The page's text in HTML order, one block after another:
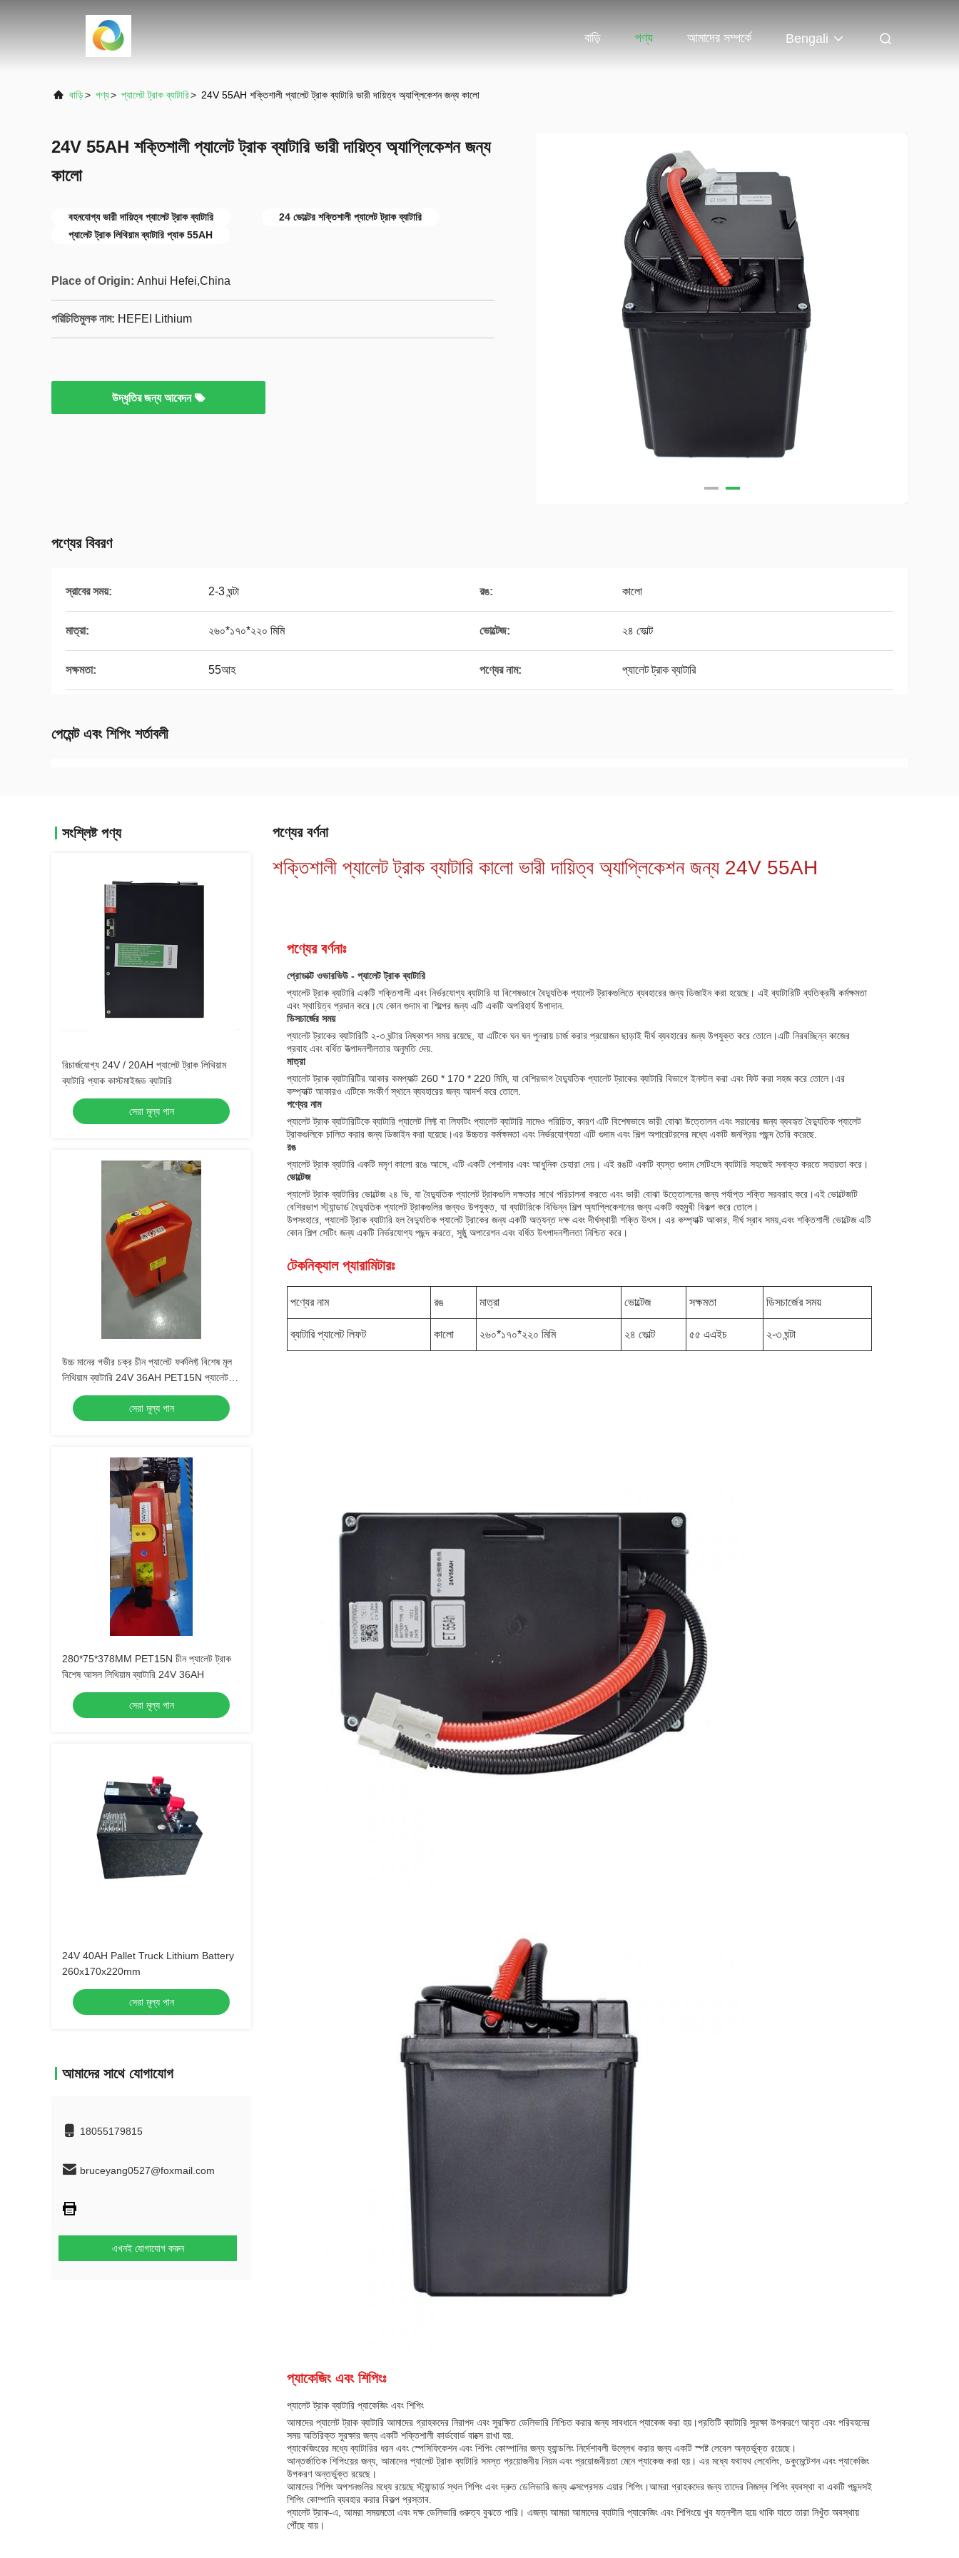
বাড়ি পণ্য আমাদের সম্পর্কে Bengali
বাড়ি> পণ্য> প্যালেট ট্রাক ব্যাটারি> 24V 55AH শক্তিশালী প্যালেট ট্রাক ব্যাটারি ভারী দায়িত্ব অ্যাপ্লিকেশন জন্য কালো
24V 55AH শক্তিশালী প্যালেট ট্রাক ব্যাটারি ভারী দায়িত্ব অ্যাপ্লিকেশন জন্য
কালো
বহনযোগ্য ভারী দায়িত্ব প্যালেট ট্রাক ব্যাটারি
24 ভোল্টের শক্তিশালী প্যালেট ট্রাক ব্যাটারি
প্যালেট ট্রাক লিথিয়াম ব্যাটারি প্যাক 55AH
Place of Origin: Anhui Hefei,China
পরিচিতিমুলক নাম: HEFEI Lithium
উদ্ধৃতির জন্য আবেদন
পণ্যের বিবরণ
স্রাবের সময়: 2-3 ঘন্টা রঙ: কালো
মাত্রা: ২৬০*১৭০*২২০ মিমি ভোল্টেজ: ২৪ ভোল্ট
সক্ষমতা: 55আহ পণ্যের নাম: প্যালেট ট্রাক ব্যাটারি
পেমেন্ট এবং শিপিং শর্তাবলী
সংশ্লিষ্ট পণ্য
রিচার্জযোগ্য 24V / 20AH প্যালেট ট্রাক লিথিয়াম
ব্যাটারি প্যাক কাস্টমাইজড ব্যাটারি
সেরা মূল্য পান
উচ্চ মানের গভীর চক্র চীন প্যালেট ফর্কলিফ্ট বিশেষ মূল
লিথিয়াম ব্যাটারি 24V 36AH PET15N প্যালেট
ফর্কলিফ্টের জন্য
সেরা মূল্য পান
280*75*378MM PET15N চীন প্যালেট ট্রাক
বিশেষ আসল লিথিয়াম ব্যাটারি 24V 36AH
সেরা মূল্য পান
24V 40AH Pallet Truck Lithium Battery
260x170x220mm
সেরা মূল্য পান
আমাদের সাথে যোগাযোগ
18055179815
bruceyang0527@foxmail.com
এখনই যোগাযোগ করুন
পণ্যের বর্ণনা
শক্তিশালী প্যালেট ট্রাক ব্যাটারি কালো ভারী দায়িত্ব অ্যাপ্লিকেশন জন্য 24V 55AH
পণ্যের বর্ণনাঃ
প্রোডাক্ট ওভারভিউ - প্যালেট ট্রাক ব্যাটারি
প্যালেট ট্রাক ব্যাটারি একটি শক্তিশালী এবং নির্ভরযোগ্য ব্যাটারি যা বিশেষভাবে বৈদ্যুতিক প্যালেট ট্রাকগুলিতে ব্যবহারের জন্য ডিজাইন করা হয়েছে। এই ব্যাটারিটি ব্যতিক্রমী কর্মক্ষমতা
এবং স্থায়িত্ব প্রদান করে।যে কোন গুদাম বা শিল্পের জন্য এটি একটি অপরিহার্য উপাদান.
ডিসচার্জের সময়
প্যালেট ট্রাকের ব্যাটারিটি ২-৩ ঘন্টার নিষ্কাশন সময় রয়েছে, যা এটিকে ঘন ঘন পুনরায় চার্জ করার প্রয়োজন ছাড়াই দীর্ঘ ব্যবহারের জন্য উপযুক্ত করে তোলে।এটি নিরবচ্ছিন্ন কাজের
প্রবাহ এবং বর্ধিত উত্পাদনশীলতার অনুমতি দেয়.
মাত্রা
প্যালেট ট্রাক ব্যাটারিটির আকার কমপ্যাক্ট 260 * 170 * 220 মিমি, যা বেশিরভাগ বৈদ্যুতিক প্যালেট ট্রাকের ব্যাটারি বিভাগে ইনস্টল করা এবং ফিট করা সহজ করে তোলে।এর
কম্প্যাক্ট আকারও এটিকে সংকীর্ণ স্থানে ব্যবহারের জন্য আদর্শ করে তোলে.
পণ্যের নাম
প্যালেট ট্রাক ব্যাটারিটিকে ব্যাটারি প্যালেট লিফ্ট বা লিফটিং প্যালেট ব্যাটারি নামেও পরিচিত, কারণ এটি বিশেষভাবে ভারী বোঝা উত্তোলন এবং সরানোর জন্য ব্যবহৃত বৈদ্যুতিক প্যালেট
ট্রাকগুলিকে চালিত করার জন্য ডিজাইন করা হয়েছে।এর উচ্চতর কর্মক্ষমতা এবং নির্ভরযোগ্যতা এটি গুদাম এবং শিল্প অপারেটরদের মধ্যে একটি জনপ্রিয় পছন্দ তৈরি করেছে.
রঙ
প্যালেট ট্রাক ব্যাটারি একটি মসৃণ কালো রঙে আসে, এটি একটি পেশাদার এবং আধুনিক চেহারা দেয়। এই রঙটি একটি ব্যস্ত গুদাম সেটিংসে ব্যাটারি সহজেই সনাক্ত করতে সহায়তা করে।
ভোল্টেজ
প্যালেট ট্রাক ব্যাটারির ভোল্টেজ ২৪ ভি, যা বৈদ্যুতিক প্যালেট ট্রাকগুলি দক্ষতার সাথে পরিচালনা করতে এবং ভারী বোঝা উত্তোলনের জন্য পর্যাপ্ত শক্তি সরবরাহ করে।এই ভোল্টেজটি
বেশিরভাগ স্ট্যান্ডার্ড বৈদ্যুতিক প্যালেট ট্রাকগুলির জন্যও উপযুক্ত, যা ব্যাটারিকে বিভিন্ন শিল্প অ্যাপ্লিকেশনের জন্য একটি বহুমুখী বিকল্প করে তোলে।
উপসংহারে, প্যালেট ট্রাক ব্যাটারি হল বৈদ্যুতিক প্যালেট ট্রাকের জন্য একটি অত্যন্ত দক্ষ এবং দীর্ঘস্থায়ী শক্তি উৎস। এর কম্প্যাক্ট আকার, দীর্ঘ স্রাব সময়,এবং শক্তিশালী ভোল্টেজ এটি
কোন শিল্প সেটিং জন্য একটি নির্ভরযোগ্য পছন্দ করতে, সুষ্ঠু অপারেশন এবং বর্ধিত উৎপাদনশীলতা নিশ্চিত করে।
টেকনিক্যাল প্যারামিটারঃ
পণ্যের নাম রঙ মাত্রা ভোল্টেজ সক্ষমতা ডিসচার্জের সময়
ব্যাটারি প্যালেট লিফট কালো ২৬০*১৭০*২২০ মিমি ২৪ ভোল্ট ৫৫ এএইচ ২-৩ ঘন্টা
প্যাকেজিং এবং শিপিংঃ
প্যালেট ট্রাক ব্যাটারি প্যাকেজিং এবং শিপিং
আমাদের প্যালেট ট্রাক ব্যাটারি আমাদের গ্রাহকদের নিরাপদ এবং সুরক্ষিত ডেলিভারি নিশ্চিত করার জন্য সাবধানে প্যাকেজ করা হয়।প্রতিটি ব্যাটারি সুরক্ষা উপকরণে আবৃত এবং পরিবহনের
সময় অতিরিক্ত সুরক্ষার জন্য একটি শক্তিশালী কার্ডবোর্ড বাক্সে রাখা হয়.
প্যাকেজিংয়ের মধ্যে ব্যাটারির ধরন এবং স্পেসিফিকেশন এবং শিপিং কোম্পানির জন্য হ্যান্ডলিং নির্দেশাবলী উল্লেখ করার জন্য একটি স্পষ্ট লেবেল অন্তর্ভুক্ত রয়েছে।
আন্তর্জাতিক শিপিংয়ের জন্য, আমাদের প্যালেট ট্রাক ব্যাটারি সমস্ত প্রয়োজনীয় নিয়ম এবং প্রয়োজনীয়তা মেনে প্যাকেজ করা হয়। এর মধ্যে যথাযথ লেবেলিং, ডকুমেন্টেশন এবং প্যাকেজিং
উপকরণ অন্তর্ভুক্ত রয়েছে।
আমাদের শিপিং অপশনগুলির মধ্যে রয়েছে স্ট্যান্ডার্ড স্থল শিপিং এবং দ্রুত ডেলিভারি জন্য এক্সপ্রেসড এয়ার শিপিং।আমরা গ্রাহকদের জন্য তাদের নিজস্ব শিপিং ব্যবস্থা বা একটি পছন্দসই
শিপিং কোম্পানি ব্যবহার করার বিকল্প প্রস্তাব.
প্যালেট ট্রাক-এ, আমরা সময়মতো এবং দক্ষ ডেলিভারি গুরুত্ব বুঝতে পারি। এজন্য আমরা আমাদের ব্যাটারি প্যাকেজিং এবং শিপিংয়ে খুব যত্নশীল হয়ে থাকি যাতে তারা নিখুঁত অবস্থায়
পৌঁছে যায়।